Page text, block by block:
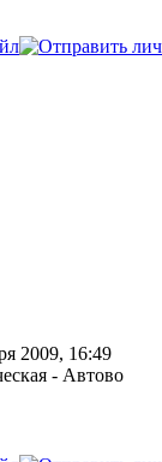
2009, 16:49
- Автово